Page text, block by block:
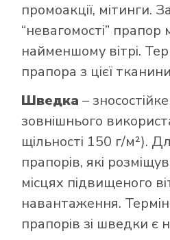
промоакції, мітинги.
“невагомості”
найменшому вітрі.
прапора з цієї
Шведка –
зовнішнього
щільності 150 г/м²).
прапорів, які
місцях підвищеного
навантаження. Термін
прапорів зі шведки є